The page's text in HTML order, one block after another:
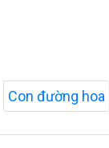
Con đường hoa